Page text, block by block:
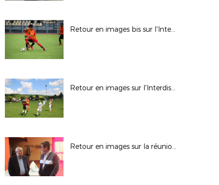
Retour en images bis sur l'Interdistrict U13
Retour en images sur l'Interdistrict U13
Retour en images sur la réunion d'EPEGARD